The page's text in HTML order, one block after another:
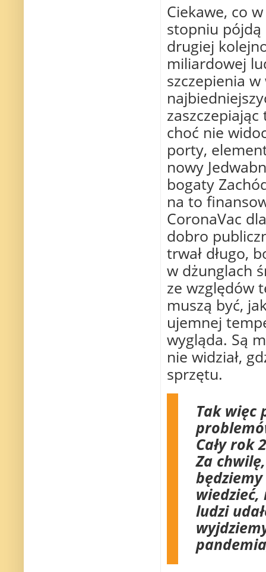
Ciekawe, co
stopniu pójdą
drugiej
miliardowej
szczepienia
choć nie
porty,
nowy
bogaty
na to
CoronaVac
dobro
trwał długo,
w dżunglach
ze względów
muszą być,
ujemnej
wygląda. Są
nie widział,
sprzętu.
Tak więc
Cały rok
Za
ludzi